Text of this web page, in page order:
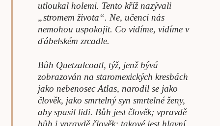
utloukal holemi. Tento kříž nazývali
„stromem života“. Ne, učenci nás
nemohou uspokojit. Co vidíme, vidíme v
ďábelském zrcadle.
Bůh Quetzalcoatl, týž, jenž bývá
zobrazován na staromexických kresbách
jako nebenosec Atlas, narodil se jako
člověk, jako smrtelný syn smrtelné ženy,
aby spasil lidi. Bůh jest člověk; vpravdě
bůh i vpravdě člověk: takové jest hlavní